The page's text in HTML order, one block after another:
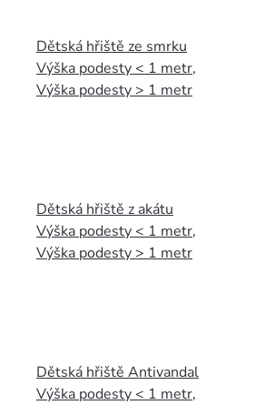
Dětská hřiště ze smrku
Výška podesty < 1 metr,
Výška podesty > 1 metr
Dětská hřiště z akátu
Výška podesty < 1 metr,
Výška podesty > 1 metr
Dětská hřiště Antivandal
Výška podesty < 1 metr,